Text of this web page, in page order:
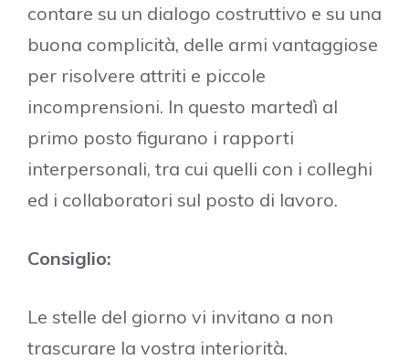
contare su un dialogo costruttivo e su una
buona complicità, delle armi vantaggiose
per risolvere attriti e piccole
incomprensioni. In questo martedì al
primo posto figurano i rapporti
interpersonali, tra cui quelli con i colleghi
ed i collaboratori sul posto di lavoro.
Consiglio:
Le stelle del giorno vi invitano a non
trascurare la vostra interiorità.